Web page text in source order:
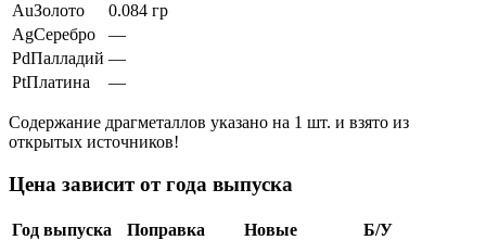
AuЗолото
0.084 гр
AgСеребро
—
PdПалладий —
PtПлатина —
Содержание драгметаллов указано на 1 шт. и взято из
открытых источников!
Цена зависит от года выпуска
Год выпуска Поправка Новые
Б/У